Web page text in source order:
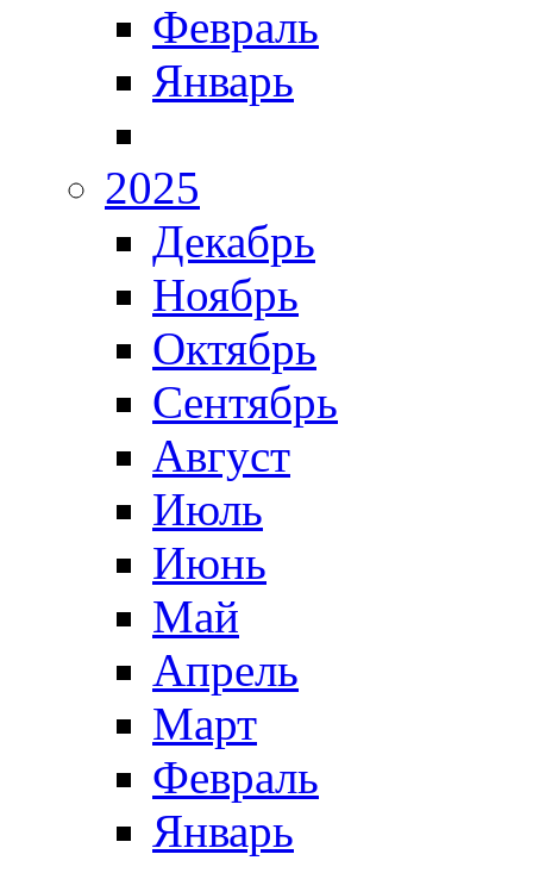
Февраль
Январь
2025
Декабрь
Ноябрь
Октябрь
Сентябрь
Август
Июль
Июнь
Май
Апрель
Март
Февраль
Январь